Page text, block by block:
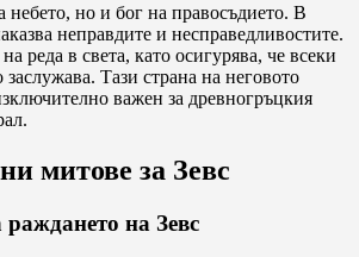
небето, но и бог на правосъдието. В
неправдите и несправедливостите.
реда в света, като осигурява, че всеки
заслужава. Тази страна на неговото
важен за древногръцкия
митове за Зевс
на Зевс